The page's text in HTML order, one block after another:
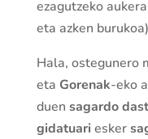
ezagutzeko
eta azken
Hala, ostegunero
eta Gorenak-eko
duen sagardo
gidatuariesker